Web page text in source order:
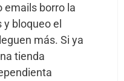
emails borro la
bloqueo el
más. Si ya
tienda